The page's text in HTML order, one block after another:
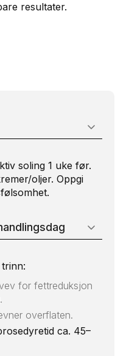
resultater.
soling 1 uke før.
oljer. Oppgi
for fettreduksjon
overflaten.
ca. 45–